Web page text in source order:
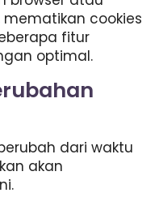
cookies
fitur
optimal.
dari waktu
akan